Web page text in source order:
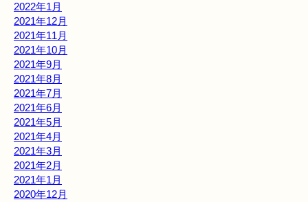
2022年1月
2021年12月
2021年11月
2021年10月
2021年9月
2021年8月
2021年7月
2021年6月
2021年5月
2021年4月
2021年3月
2021年2月
2021年1月
2020年12月